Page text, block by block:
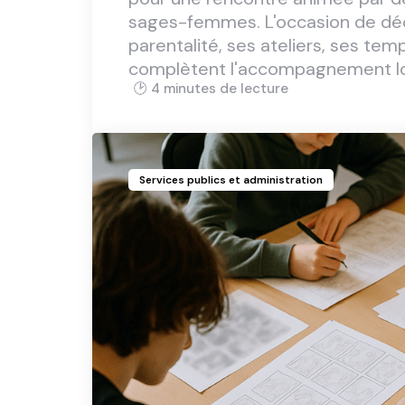
sages-femmes. L'occasion de
parentalité, ses ateliers, ses
complètent l'accompagnement
4 min
Services publics et administration